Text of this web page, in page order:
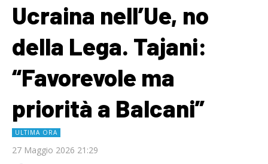
Ucraina nell’Ue, no
della Lega. Tajani:
“Favorevole ma
priorità a Balcani”
ULTIMA ORA
27 Maggio 2026 21:29